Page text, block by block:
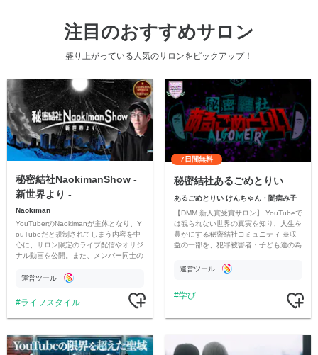
注目のおすすめサロン
盛り上がっている人気のサロンをピックアップ！
秘密結社NaokimanShow -
新世界より -
Naokiman
YouTuberのNaokimanが主体となり、Y
ouTubeだと規制されてしまう内容を中
心に、サロン限定のライブ配信やオリジ
ナル動画を公開。また、メンバー同士の
ただいています。
運営ツール
ライフスタイル
7日間無料
秘密結社あるごめとりい
あるごめとりい けんちゃん・闇病み子
【DMM 新人賞受賞サロン】 YouTubeで
は観られない世界の真実を知り、人生を
豊かにする秘密結社コミュニティ ※収
益の一部を、犯罪被害者・子ども達の為
す運営ツール
学び